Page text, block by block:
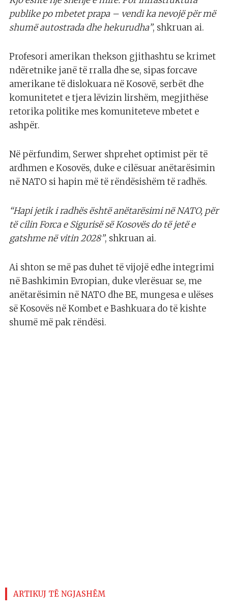
publike po mbetet prapa – vendi ka nevojë për më
shumë autostrada dhe hekurudha”, shkruan ai.
Profesori amerikan thekson gjithashtu se krimet
ndëretnike janë të rralla dhe se, sipas forcave
amerikane të dislokuara në Kosovë, serbët dhe
komunitetet e tjera lëvizin lirshëm, megjithëse
retorika politike mes komuniteteve mbetet e
ashpër.
Në përfundim, Serwer shprehet optimist për të
ardhmen e Kosovës, duke e cilësuar anëtarësimin
në NATO si hapin më të rëndësishëm të radhës.
“Hapi jetik i radhës është anëtarësimi në NATO, për
të cilin Forca e Sigurisë së Kosovës do të jetë e
gatshme në vitin 2028”, shkruan ai.
Ai shton se më pas duhet të vijojë edhe integrimi
në Bashkimin Evropian, duke vlerësuar se, me
anëtarësimin në NATO dhe BE, mungesa e ulëses
së Kosovës në Kombet e Bashkuara do të kishte
shumë më pak rëndësi.
ARTIKUJ TË NGJASHËM